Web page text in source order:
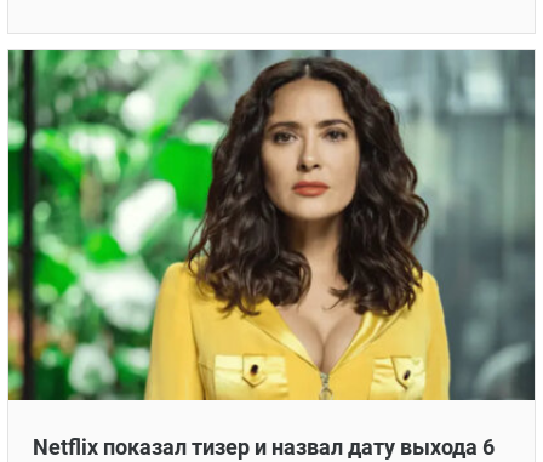
Netflix показал тизер и назвал дату выхода 6